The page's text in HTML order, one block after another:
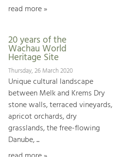
read more »
20 years of the
Wachau World
Heritage Site
Thursday, 26 March 2020
Unique cultural landscape
between Melk and Krems Dry
stone walls, terraced vineyards,
apricot orchards, dry
grasslands, the free-flowing
Danube, ...